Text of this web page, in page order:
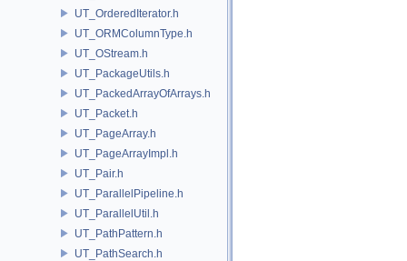
UT_OrderedIterator.h
UT_ORMColumnType.h
UT_OStream.h
UT_PackageUtils.h
UT_PackedArrayOfArrays.h
UT_Packet.h
UT_PageArray.h
UT_PageArrayImpl.h
UT_Pair.h
UT_ParallelPipeline.h
UT_ParallelUtil.h
UT_PathPattern.h
UT_PathSearch.h